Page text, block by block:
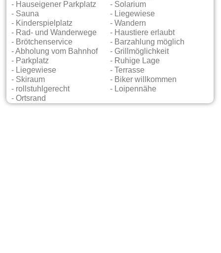
- Hauseigener Parkplatz
- Solarium
- Sauna
- Liegewiese
- Kinderspielplatz
- Wandern
- Rad- und Wanderwege
- Haustiere erlaubt
- Brötchenservice
- Barzahlung möglich
- Abholung vom Bahnhof
- Grillmöglichkeit
- Parkplatz
- Ruhige Lage
- Liegewiese
- Terrasse
- Skiraum
- Biker willkommen
- rollstuhlgerecht
- Loipennähe
- Ortsrand